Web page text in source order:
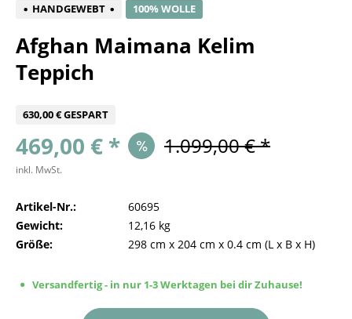
HANDGEWEBT 100% WOLLE
Afghan Maimana Kelim
Teppich
630,00 € GESPART
469,00 € * 1.099,00 € *
inkl. MwSt.
Artikel-Nr.:
60695
Gewicht:
12,16 kg
Größe:
298 cm x 204 cm x 0.4 cm (L x B x H)
Versandfertig - in nur 1-3 Werktagen bei dir Zuhause!